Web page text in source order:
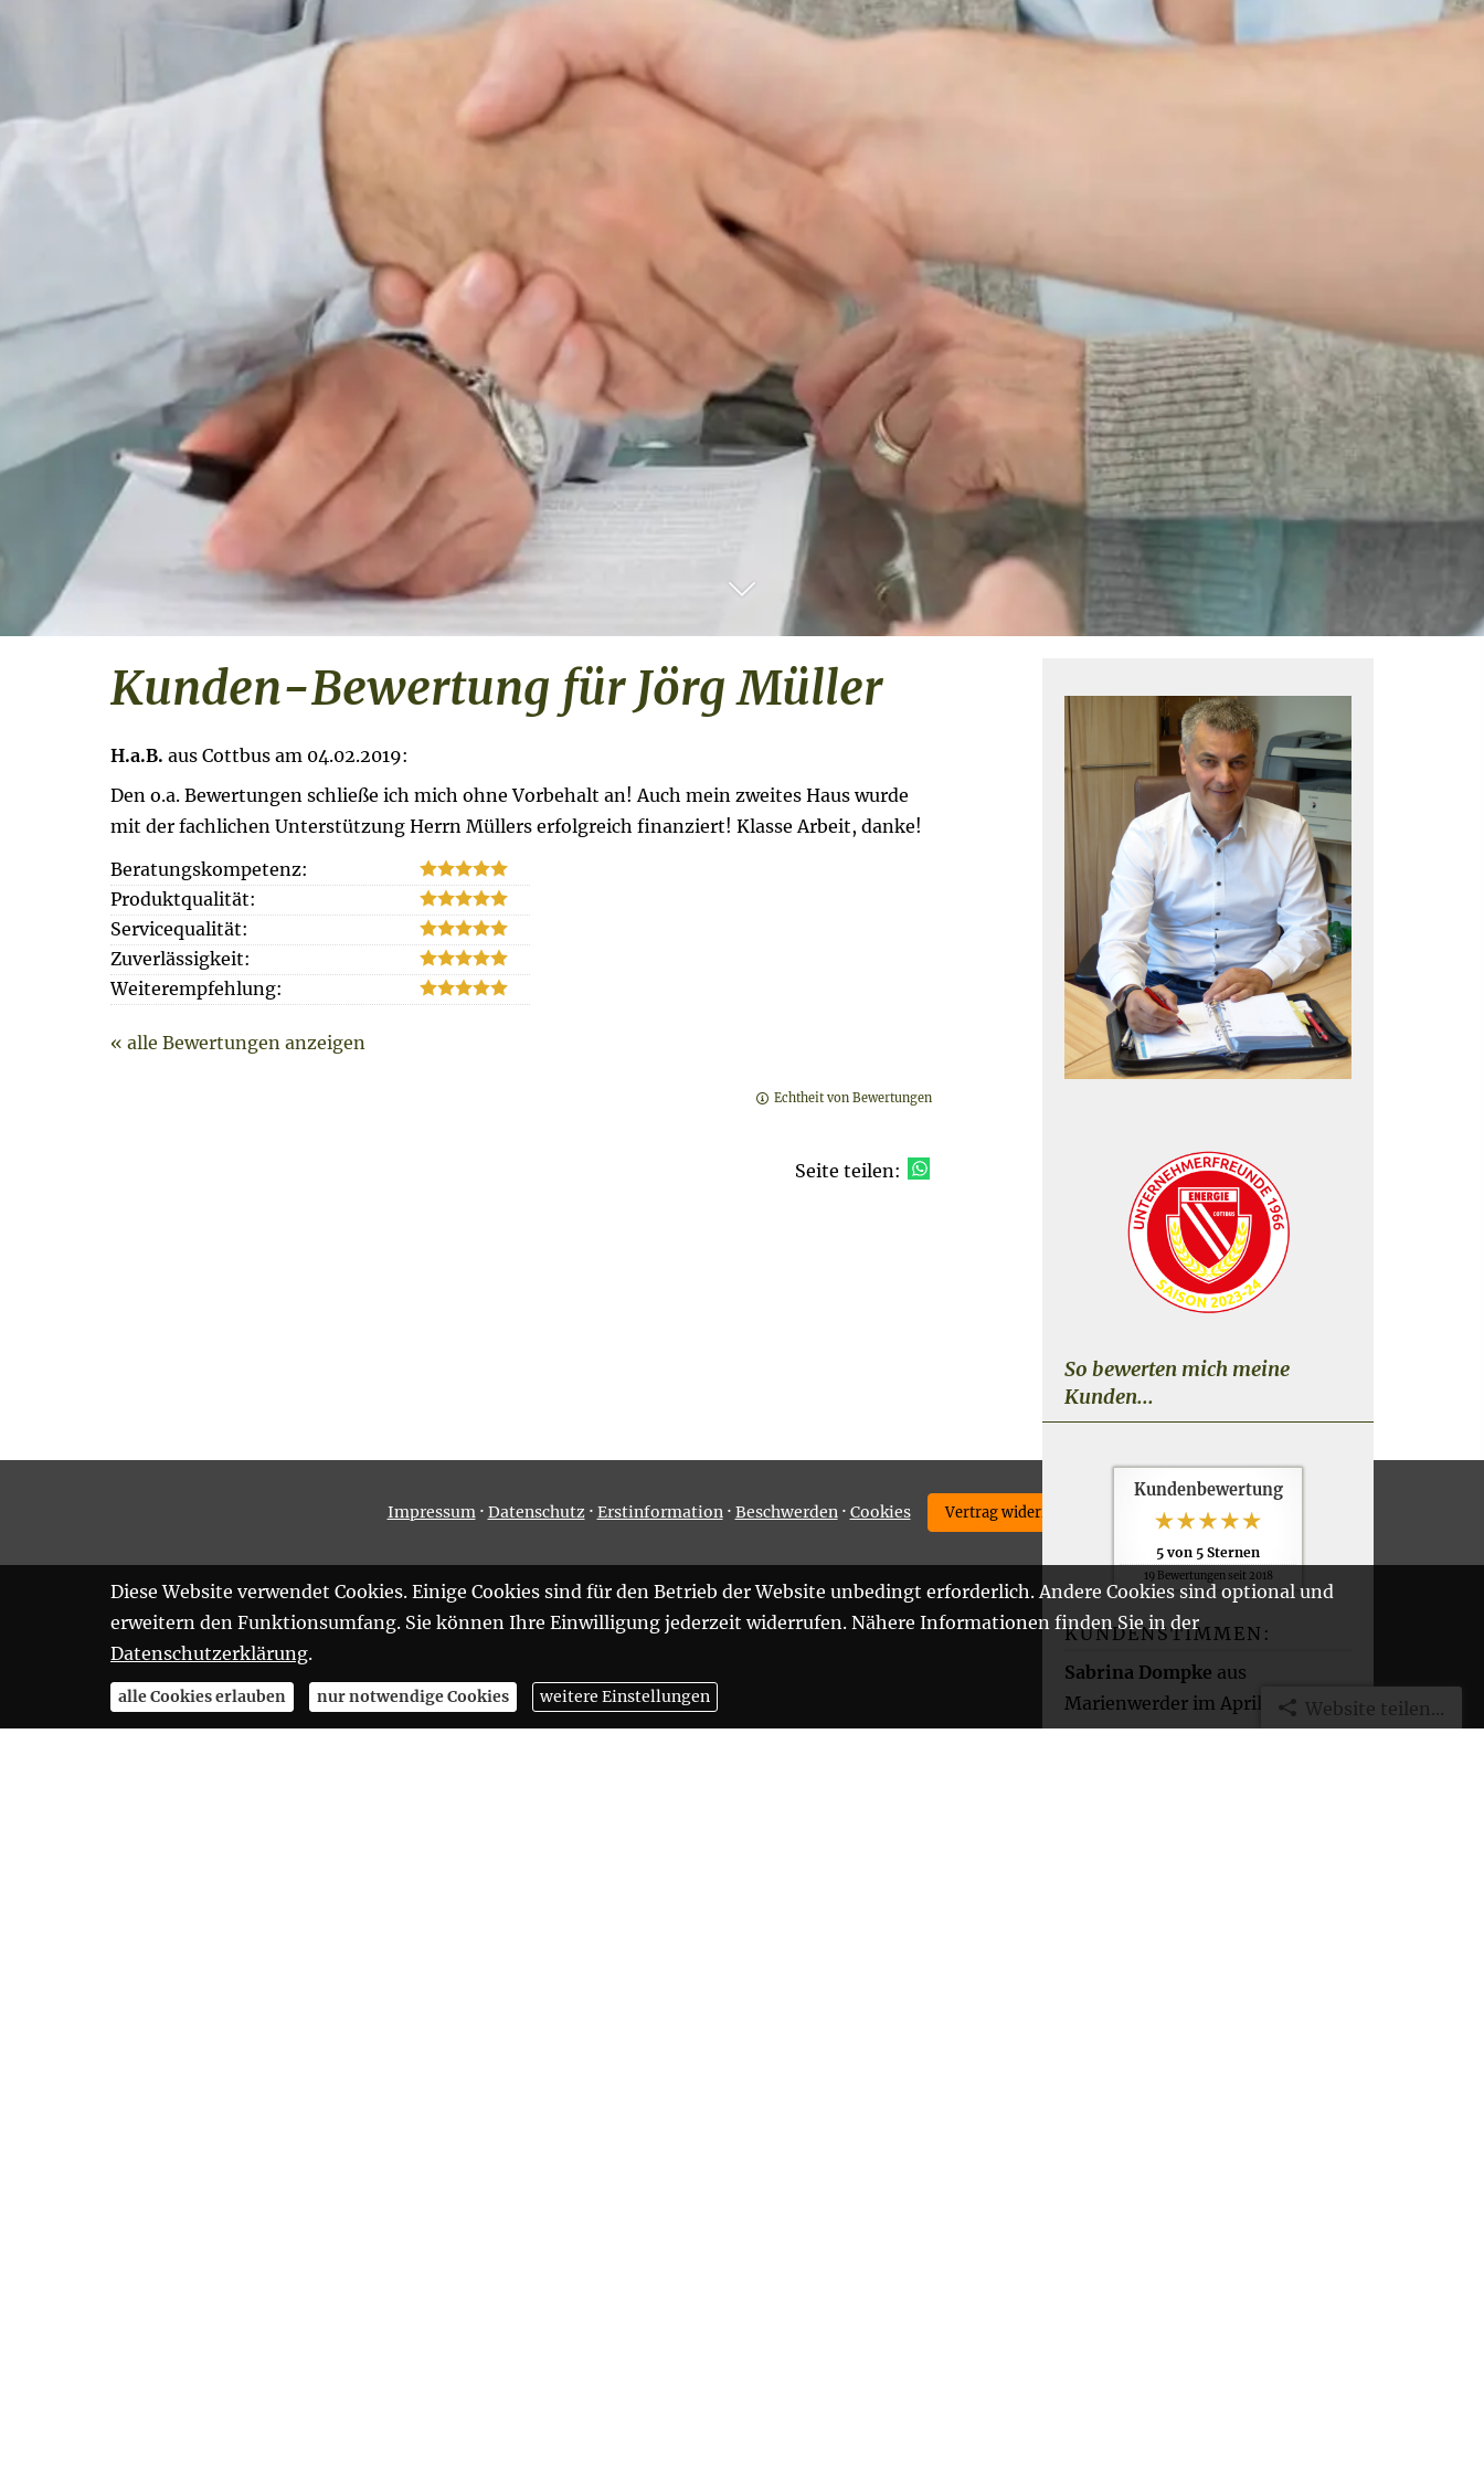
So bewerten mich meine
Kunden...
Kundenbewertung
5 von 5 Sternen
19Bewertungen seit 2018
KUNDENSTIMMEN:
Sabrina Dompke aus
Marienwerder im April 2025:
Kunden-Bewertung für Jörg Müller
H.a.B. aus Cottbus am 04.02.2019:
Den o.a. Bewertungen schließe ich mich ohne Vorbehalt an! Auch mein zweites Haus wurde
mit der fachlichen Unterstützung Herrn Müllers erfolgreich finanziert! Klasse Arbeit, danke!
Beratungskompetenz:
Produktqualität:
Servicequalität:
Zuverlässigkeit:
Weiterempfehlung:
« alle Bewertungen anzeigen
Echtheit von Bewertungen
Seite teilen:
Impressum · Datenschutz· Erstinformation · Beschwerden · Cookies Vertrag widerrufen
Diese Website verwendet Cookies. Einige Cookies sind für den Betrieb der Website unbedingt erforderlich. Andere Cookies sind optional und
erweitern den Funktionsumfang. Sie können Ihre Einwilligung jederzeit widerrufen. Nähere Informationen finden Sie in der
Datenschutzerklärung.
alle Cookies erlauben nur notwendige Cookies weitere Einstellungen
Website teilen...